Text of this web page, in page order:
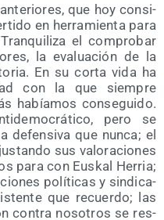
que hoy con­si­
en herra­mien­ta para
el com­pro­bar
la eva­lua­ción de la
En su cor­ta vida ha
con la que siem­pre
había­mos con­se­gui­do.
pero se
defen­si­va que nun­ca; el
sus valo­ra­cio­nes
para con Eus­kal Herria;
polí­ti­cas y sin­di­ca­
que recuer­do; las
con­tra noso­tros se res­